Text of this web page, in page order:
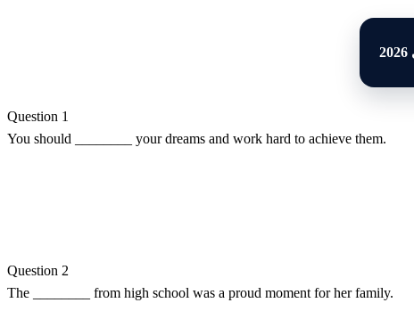
Question 1
You should ________ your dreams and work hard to achieve them.
Question 2
The ________ from high school was a proud moment for her family.